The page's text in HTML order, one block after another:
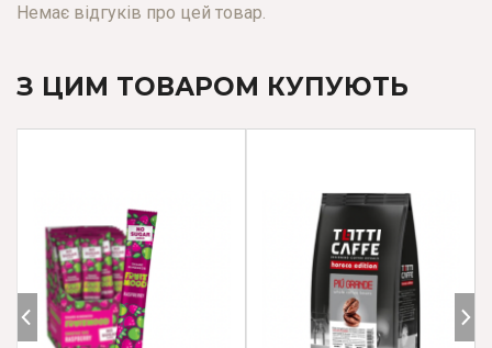
Немає відгуків про цей товар.
З ЦИМ ТОВАРОМ КУПУЮТЬ